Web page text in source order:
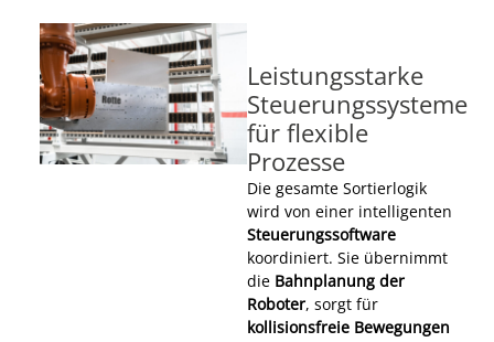
Leistungsstarke
Steuerungssysteme
für flexible
Prozesse
Die gesamte Sortierlogik
wird von einer intelligenten
Steuerungssoftware
koordiniert. Sie übernimmt
die Bahnplanung der
Roboter, sorgt für
kollisionsfreie Bewegungen